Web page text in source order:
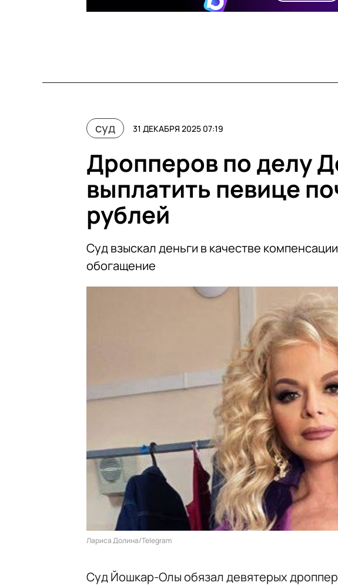
суд 31 ДЕКАБРЯ 2025 07:19
Дропперов по делу
выплатить певице
рублей
Суд взыскал деньги в качестве
обогащение
Лариса Долина/Telegram
Суд Йошкар-Олы обязал девятерых